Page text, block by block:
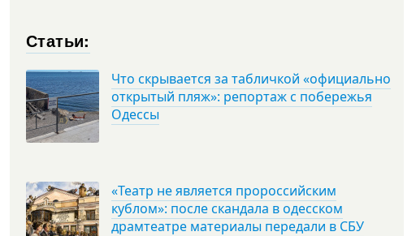
Статьи:
Что скрывается за табличкой «официально
открытый пляж»: репортаж с побережья
Одессы
«Театр не является пророссийским
кублом»: после скандала в одесском
драмтеатре материалы передали в СБУ